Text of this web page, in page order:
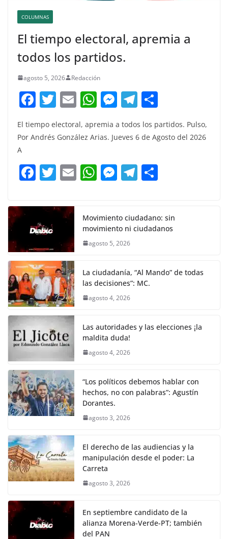
COLUMNAS
El tiempo electoral, apremia a
todos los partidos.
agosto 5, 2026 Redacción
F
c
b
o
k
T
w
itt
E
m
ai
W
at
A
p
M
ss
n
g
T
el
e
a
m
m
p
El tiempo electoral, apremia a todos los partidos. Pulso,
Por Andrés González Arias. Jueves 6 de Agosto del 2026
A
F
c
e
b
o
o
k
T
itt
er
E W
s
A
p
M
e
n
er
T
gr
a
p
ar
Movimiento ciudadano: sin
movimiento ni ciudadanos
agosto 5, 2026
La ciudadanía, “Al Mando” de todas
las decisiones”: MC.
agosto 4, 2026
Las autoridades y las elecciones ¡la
maldita duda!
agosto 4, 2026
“Los políticos debemos hablar con
hechos, no con palabras”: Agustín
Dorantes.
agosto 3, 2026
El derecho de las audiencias y la
manipulación desde el poder: La
Carreta
agosto 3, 2026
En septiembre candidato de la
alianza Morena-Verde-PT; también
del PAN